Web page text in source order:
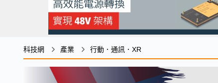
科技網 產業 行動．通訊．XR